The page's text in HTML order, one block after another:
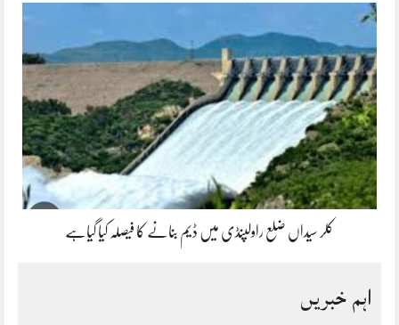
کلر سیداں ضلع راولپنڈی میں ڈیم بنانے کا فیصلہ کیا گیاہے
اہم خبریں